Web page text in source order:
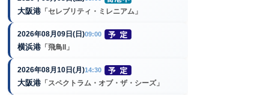
大阪港 「セレブリティ・ミレニアム」
2026年08月09日(日)09:00
横浜港 「飛鳥II」
2026年08月10日(月)14:30
大阪港 「スペクトラム・オブ・ザ・シーズ」